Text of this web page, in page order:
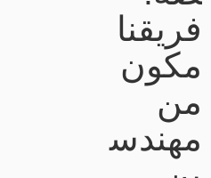
فريقنا
مكون
من
مهندس